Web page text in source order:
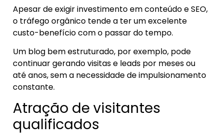
Apesar de exigir investimento em conteúdo e SEO,
o tráfego orgânico tende a ter um excelente
custo-benefício com o passar do tempo.
Um blog bem estruturado, por exemplo, pode
continuar gerando visitas e leads por meses ou
até anos, sem a necessidade de impulsionamento
constante.
Atração de visitantes
qualificados